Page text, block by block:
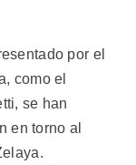
por el
como el
se han
en torno al